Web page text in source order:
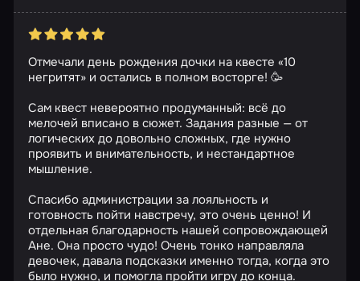
Отмечали день рождения дочки на квесте «10
негритят» и остались в полном восторге! 🥳
Сам квест невероятно продуманный: всё до
мелочей вписано в сюжет. Задания разные — от
логических до довольно сложных, где нужно
проявить и внимательность, и нестандартное
мышление.
Спасибо администрации за лояльность и
готовность пойти навстречу, это очень ценно! И
отдельная благодарность нашей сопровождающей
Ане. Она просто чудо! Очень тонко направляла
девочек, давала подсказки именно тогда, когда это
было нужно, и помогла пройти игру до конца.